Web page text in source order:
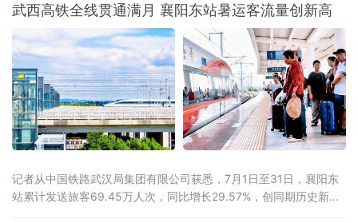
武西高铁全线贯通满月 襄阳东站暑运客流量创新高
记者从中国铁路武汉局集团有限公司获悉，7月1日至31日，襄阳东
站累计发送旅客69.45万人次，同比增长29.57%，创同期历史新